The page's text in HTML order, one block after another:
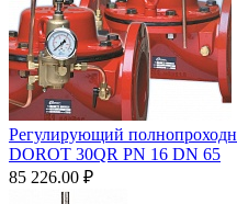
Регулирующий
DOROT 30QR PN 16 DN 65
85 226.00 ₽